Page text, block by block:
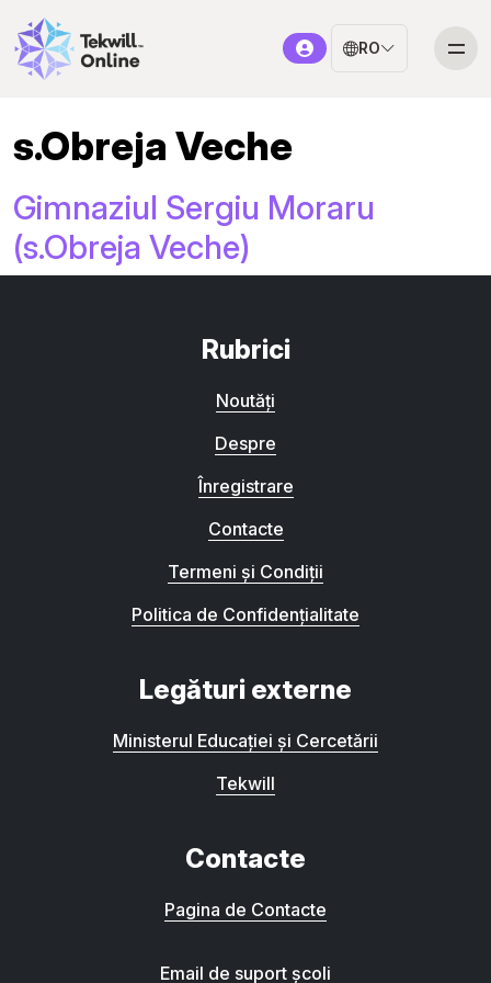
RO
s.Obreja Veche
Gimnaziul Sergiu Moraru
(s.Obreja Veche)
Rubrici
Noutăți
Despre
Înregistrare
Contacte
Termeni și Condiții
Politica de Confidențialitate
Legături externe
Ministerul Educației și Cercetării
Tekwill
Contacte
Pagina de Contacte
Email de suport școli